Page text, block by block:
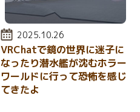
投稿日:
2025.10.26
VRChatで鏡の世界に迷子に
なったり潜水艦が沈むホラー
ワールドに行って恐怖を感じ
てきたよ